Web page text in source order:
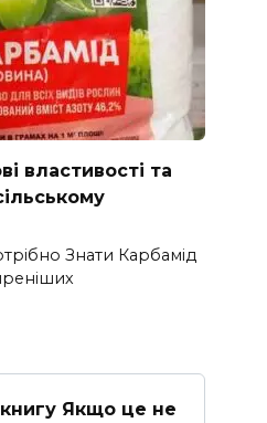
властивості та
Знати Карбамід
Якщо це не